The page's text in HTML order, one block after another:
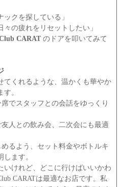
ックを探している」
々の疲れをリセットしたい」
CARAT のドアを叩いてみて
てくれるような、温かくも華やか
。
でスタッフとの会話をゆっくり
友人との飲み会、二次会にも最適
るよう、セット料金やボトルキ
ます。
いけれど、どこに行けばいいかわ
CARATは最適なお店です。私